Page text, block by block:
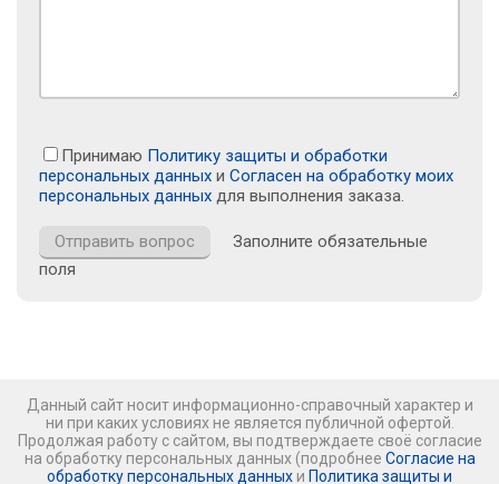
Принимаю Политику защиты и обработки
персональных данных и Согласен на обработку моих
персональных данных для выполнения заказа.
Заполните обязательные
поля
Данный сайт носит информационно-справочный характер и
ни при каких условиях не является публичной офертой.
Продолжая работу с сайтом, вы подтверждаете своё согласие
на обработку персональных данных (подробнее Согласие на
обработку персональных данных и Политика защиты и